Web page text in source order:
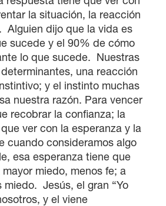
la situación, la reacción
Alguien dijo que la vida es
sucede y el 90% de cómo
lo que sucede. Nuestras
una reacción
y el instinto muchas
nuestra razón. Para vencer
recobrar la confianza; la
ver con la esperanza y la
cuando consideramos algo
esa esperanza tiene que
miedo, menos fe; a
miedo. Jesús, el gran “Yo
y el viene